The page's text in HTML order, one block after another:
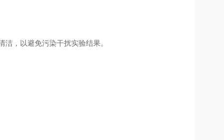
，以避免污染干扰实验结果。